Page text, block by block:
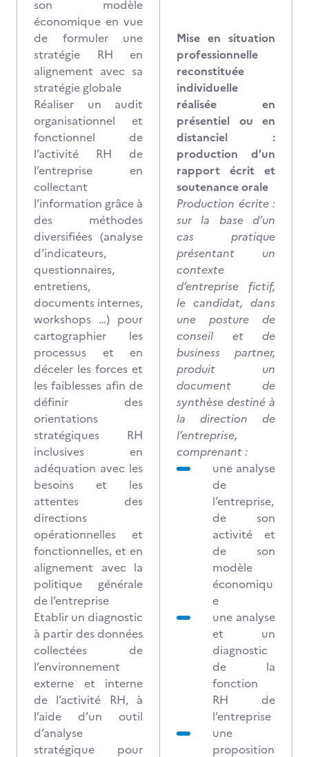
son modèle
économique en vue
de formuler une
stratégie RH en
alignement avec sa
stratégie globale
Réaliser un audit
organisationnel et
fonctionnel de
l’activité RH de
l’entreprise en
collectant
l’information grâce à
des méthodes
diversifiées (analyse
d’indicateurs,
questionnaires,
entretiens,
documents internes,
workshops …) pour
cartographier les
processus et en
déceler les forces et
les faiblesses afin de
définir des
orientations
stratégiques RH
inclusives en
adéquation avec les
besoins et les
attentes des
directions
opérationnelles et
fonctionnelles, et en
alignement avec la
politique générale
de l’entreprise
Etablir un diagnostic
à partir des données
collectées de
l’environnement
externe et interne
de l’activité RH, à
l’aide d’un outil
d’analyse
stratégique pour
Mise en situation
professionnelle
reconstituée
individuelle
réalisée en
présentiel ou en
distanciel :
production d’un
rapport écrit et
soutenance orale
Production écrite :
sur la base d’un
cas pratique
présentant un
contexte
d’entreprise fictif,
le candidat, dans
une posture de
conseil et de
business partner,
produit un
document de
synthèse destiné à
la direction de
l’entreprise,
comprenant :
une analyse
de
l’entreprise,
de son
activité et
de son
modèle
économiqu
e
une analyse
et un
diagnostic
de la
fonction
RH de
l’entreprise
une
proposition